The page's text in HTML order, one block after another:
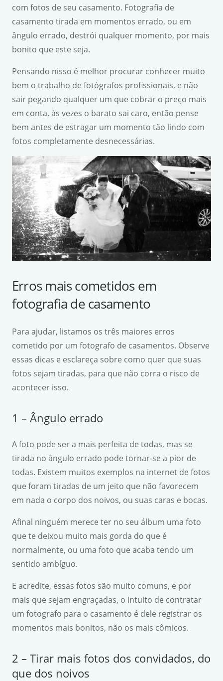
com fotos de seu casamento. Fotografia de
casamento tirada em momentos errado, ou em
ângulo errado, destrói qualquer momento, por mais
bonito que este seja.
Pensando nisso é melhor procurar conhecer muito
bem o trabalho de fotógrafos profissionais, e não
sair pegando qualquer um que cobrar o preço mais
em conta. às vezes o barato sai caro, então pense
bem antes de estragar um momento tão lindo com
fotos completamente desnecessárias.
Erros mais cometidos em
fotografia de casamento
Para ajudar, listamos os três maiores erros
cometido por um fotografo de casamentos. Observe
essas dicas e esclareça sobre como quer que suas
fotos sejam tiradas, para que não corra o risco de
acontecer isso.
1 – Ângulo errado
A foto pode ser a mais perfeita de todas, mas se
tirada no ângulo errado pode tornar-se a pior de
todas. Existem muitos exemplos na internet de fotos
que foram tiradas de um jeito que não favorecem
em nada o corpo dos noivos, ou suas caras e bocas.
Afinal ninguém merece ter no seu álbum uma foto
que te deixou muito mais gorda do que é
normalmente, ou uma foto que acaba tendo um
sentido ambíguo.
E acredite, essas fotos são muito comuns, e por
mais que sejam engraçadas, o intuito de contratar
um fotografo para o casamento é dele registrar os
momentos mais bonitos, não os mais cômicos.
2 – Tirar mais fotos dos convidados, do
que dos noivos